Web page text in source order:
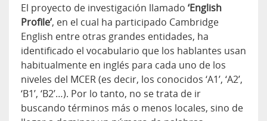
El proyecto de investigación llamado ‘English
Profile’, en el cual ha participado Cambridge
English entre otras grandes entidades, ha
identificado el vocabulario que los hablantes usan
habitualmente en inglés para cada uno de los
niveles del MCER (es decir, los conocidos ‘A1’, ‘A2’,
‘B1’, ‘B2’…). Por lo tanto, no se trata de ir
buscando términos más o menos locales, sino de